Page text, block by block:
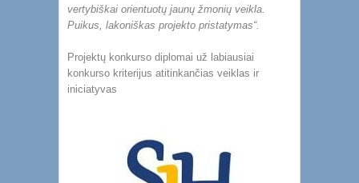
vertybiškai orientuotų jaunų žmonių veikla.
Puikus, lakoniškas projekto pristatymas“.
Projektų konkurso diplomai už labiausiai
konkurso kriterijus atitinkančias veiklas ir
iniciatyvas